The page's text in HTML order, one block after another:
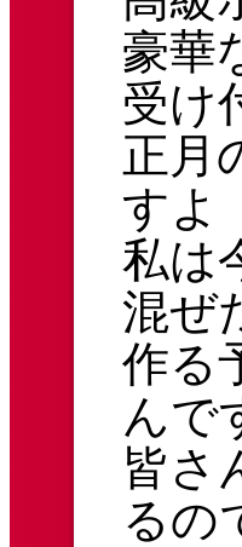
豪華
受け
正月
すよ
私は
混ぜ
作る
んで
皆さ
るの